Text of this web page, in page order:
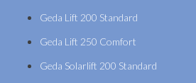
Geda Lift 200 Standard
Geda Lift 250 Comfort
Geda Solarlift 200 Standard